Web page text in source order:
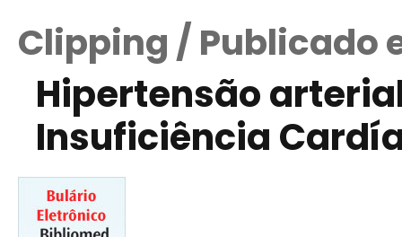
Clipping / Publicado
Hipertensão
Insuficiência